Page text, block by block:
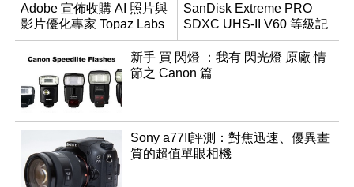
Adobe 宣佈收購 AI 照片與
影片優化專家 Topaz Labs
SanDisk Extreme PRO
SDXC UHS-II V60 等級記
憶卡
新手 買 閃燈 ：我有 閃光燈 原廠 情
節之 Canon 篇
Sony a77II評測：對焦迅速、優異畫
質的超值單眼相機